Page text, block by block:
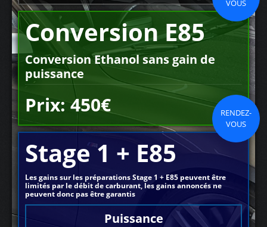
VOUS
Conversion E85
Conversion Ethanol sans gain de
puissance
Prix: 450€
RENDEZ-
VOUS
Stage 1 + E85
Les gains sur les préparations Stage 1 + E85 peuvent être
limités par le débit de carburant, les gains annoncés ne
peuvent donc pas être garantis
Puissance